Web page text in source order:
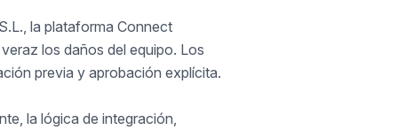
la plataforma Connect
los daños del equipo. Los
previa y aprobación explícita.
la lógica de integración,